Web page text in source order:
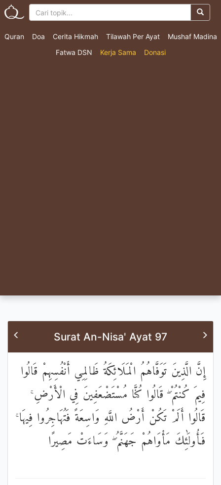
Quran Doa Cerita Hikmah Tilawah Per Ayat
Mushaf Madina
Fatwa DSN
Kerja Sama Donasi
Surat An-Nisa' Ayat 97
إِنَّ الَّذِينَ تَوَفَّاهُمُ الْمَلَائِكَةُ ظَالِمِي أَنْفُسِهِمْ قَالُوا
فِيمَ كُنْتُمْ ۖ قَالُوا كُنَّا مُسْتَضْعَفِينَ فِي الْأَرْضِ ۚ
قَالُوا أَلَمْ تَكُنْ أَرْضُ اللَّهِ وَاسِعَةً فَتُهَاجِرُوا فِيهَا ۚ
فَأُولَٰئِكَ مَأْوَاهُمْ جَهَنَّمُ ۖ وَسَاءَتْ مَصِيرًا